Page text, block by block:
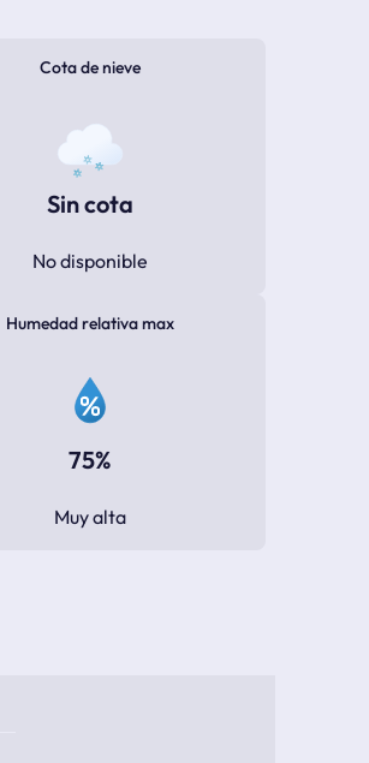
Cota de nieve
Sin cota
No disponible
Humedad relativa max
75%
Muy alta